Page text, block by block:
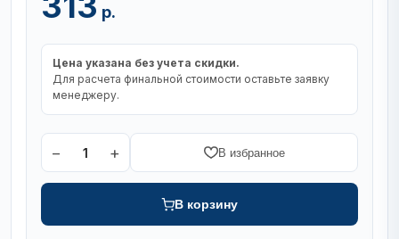
р.
Цена указана без учета скидки.
Для расчета финальной стоимости оставьте заявку
менеджеру.
− 1 + В избранное
В корзину